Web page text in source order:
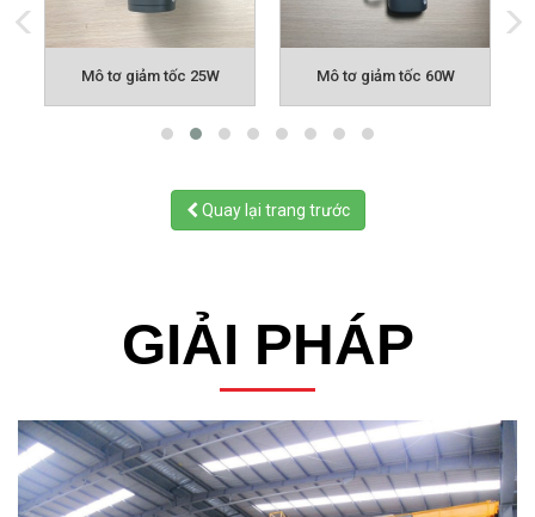
Mô tơ giảm tốc 25W Mô tơ giảm tốc 60W
Quay lại trang trước
GIẢI PHÁP